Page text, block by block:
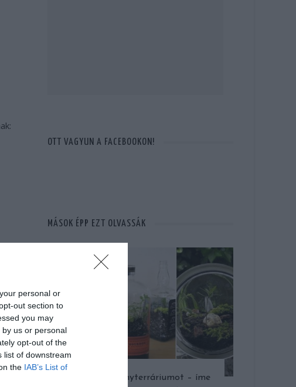
personal or
out section to
you may
us or personal
opt-out of the
list of downstream
the IAB’s List of
OTT VAGYUN A FACEBOOKON!
MÁSOK ÉPP EZT OLVASSÁK
Készíts növényterráriumot – íme